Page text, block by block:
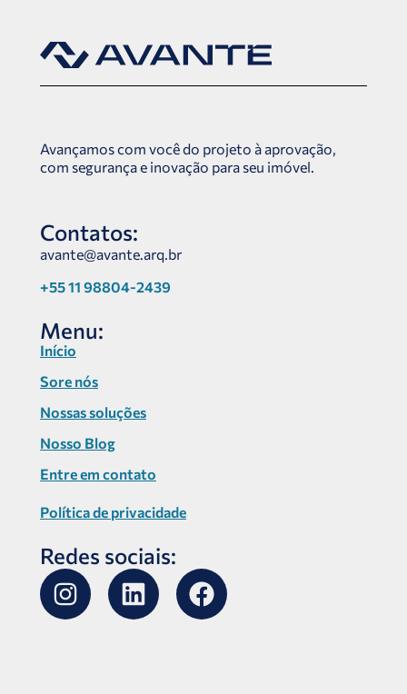
Avançamos com você do projeto à aprovação,
com segurança e inovação para seu imóvel.
Contatos:
avante@avante.arq.br
+55 11 98804-2439
Menu:
Início
Sore nós
Nossas soluções
Nosso Blog
Entre em contato
Política de privacidade
Redes sociais: